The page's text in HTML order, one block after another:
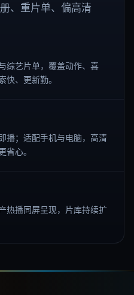
、重片单、偏高清
综艺片单，覆盖动作、喜
快、更新勤。
播；适配手机与电脑，高清
省心。
热播同屏呈现，片库持续扩